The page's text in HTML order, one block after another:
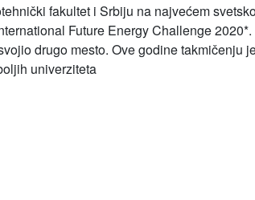
fakultet i Srbiju na najvećem
Future Energy Challenge
drugo mesto. Ove godine takmičenju
univerziteta